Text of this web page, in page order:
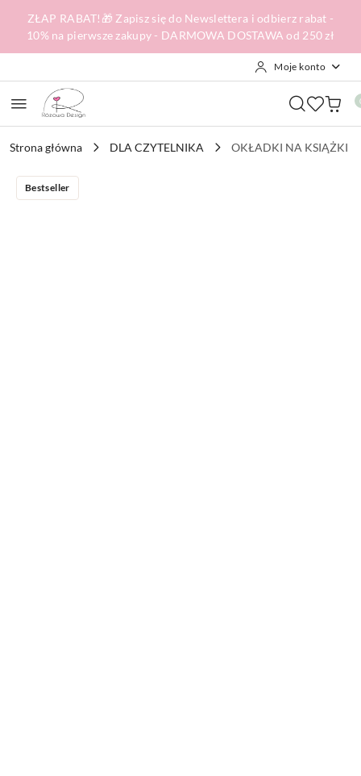
Przejdź do treści głównej
Przejdź do wyszukiwarki
Przejdź do moje konto
Przejdź do menu głównego
Przejdź do opisu produktu
Przejdź do stopki
ZŁAP RABAT!🎁 Zapisz się do Newslettera i odbierz rabat -
10% na pierwsze zakupy - DARMOWA DOSTAWA od 250 zł
Moje konto
Strona główna DLA CZYTELNIKA OKŁADKI NA KSIĄŻKI
Bestseller